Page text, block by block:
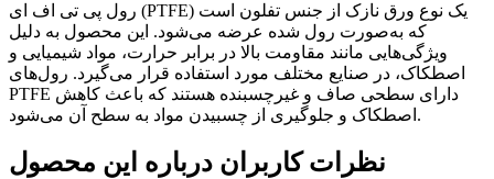
رول پی تی اف ای (PTFE) یک نوع ورق نازک از جنس تفلون است
که به‌صورت رول شده عرضه می‌شود. این محصول به دلیل
ویژگی‌هایی مانند مقاومت بالا در برابر حرارت، مواد شیمیایی و
اصطکاک، در صنایع مختلف مورد استفاده قرار می‌گیرد. رول‌های
PTFE دارای سطحی صاف و غیرچسبنده هستند که باعث کاهش
اصطکاک و جلوگیری از چسبیدن مواد به سطح آن می‌شود.
نظرات کاربران درباره این محصول